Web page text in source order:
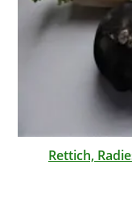
Rettich,